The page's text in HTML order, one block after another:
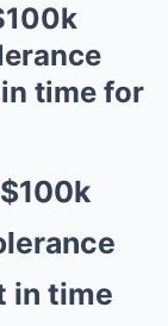
time for
in time